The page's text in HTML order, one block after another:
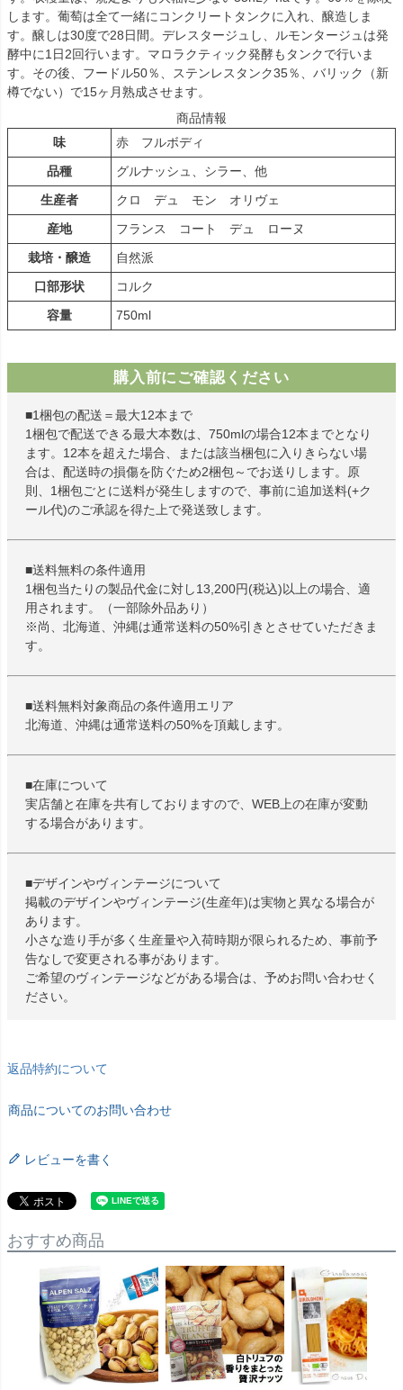
します。葡萄は全て一緒にコンクリートタンクに入れ、醸造しま
す。醸しは30度で28日間。デレスタージュし、ルモンタージュは発
酵中に1日2回行います。マロラクティック発酵もタンクで行いま
す。その後、フードル50％、ステンレスタンク35％、バリック（新
樽でない）で15ヶ月熟成させます。
商品情報
味
赤 フルボディ
品種
グルナッシュ、シラー、他
生産者
クロ デュ モン オリヴェ
産地
フランス コート デュ ローヌ
栽培・醸造
自然派
口部形状
コルク
容量
750ml
購入前にご確認ください
■1梱包の配送＝最大12本まで
1梱包で配送できる最大本数は、750mlの場合12本までとなり
ます。12本を超えた場合、または該当梱包に入りきらない場
合は、配送時の損傷を防ぐため2梱包～でお送りします。原
則、1梱包ごとに送料が発生しますので、事前に追加送料(+ク
ール代)のご承認を得た上で発送致します。
■送料無料の条件適用
1梱包当たりの製品代金に対し13,200円(税込)以上の場合、適
用されます。（一部除外品あり）
※尚、北海道、沖縄は通常送料の50%引きとさせていただきま
す。
■送料無料対象商品の条件適用エリア
北海道、沖縄は通常送料の50%を頂戴します。
■在庫について
実店舗と在庫を共有しておりますので、WEB上の在庫が変動
する場合があります。
■デザインやヴィンテージについて
掲載のデザインやヴィンテージ(生産年)は実物と異なる場合が
あります。
小さな造り手が多く生産量や入荷時期が限られるため、事前予
告なしで変更される事があります。
ご希望のヴィンテージなどがある場合は、予めお問い合わせく
ださい。
返品特約について
商品についてのお問い合わせ
レビューを書く
おすすめ商品